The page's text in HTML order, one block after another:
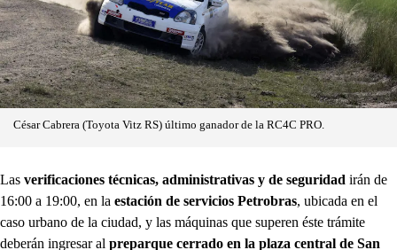
César Cabrera (Toyota Vitz RS) último ganador de la RC4C PRO.
Las verificaciones técnicas, administrativas y de seguridad irán de
16:00 a 19:00, en la estación de servicios Petrobras, ubicada en el
caso urbano de la ciudad, y las máquinas que superen éste trámite
deberán ingresar al preparque cerrado en la plaza central de San